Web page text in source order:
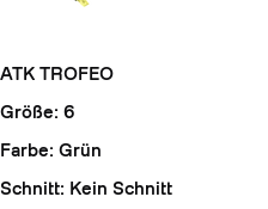
ATK TROFEO
Größe: 6
Farbe: Grün
Schnitt: Kein Schnitt